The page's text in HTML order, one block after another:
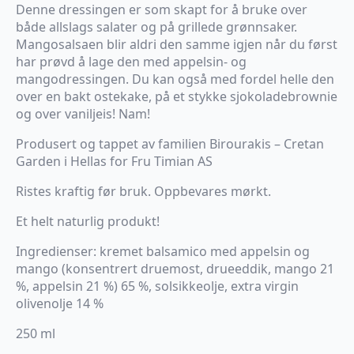
Denne dressingen er som skapt for å bruke over
både allslags salater og på grillede grønnsaker.
Mangosalsaen blir aldri den samme igjen når du først
har prøvd å lage den med appelsin- og
mangodressingen. Du kan også med fordel helle den
over en bakt ostekake, på et stykke sjokoladebrownie
og over vaniljeis! Nam!
Produsert og tappet av familien Birourakis – Cretan
Garden i Hellas for Fru Timian AS
Ristes kraftig før bruk. Oppbevares mørkt.
Et helt naturlig produkt!
Ingredienser: kremet balsamico med appelsin og
mango (konsentrert druemost, drueeddik, mango 21
%, appelsin 21 %) 65 %, solsikkeolje, extra virgin
olivenolje 14 %
250 ml